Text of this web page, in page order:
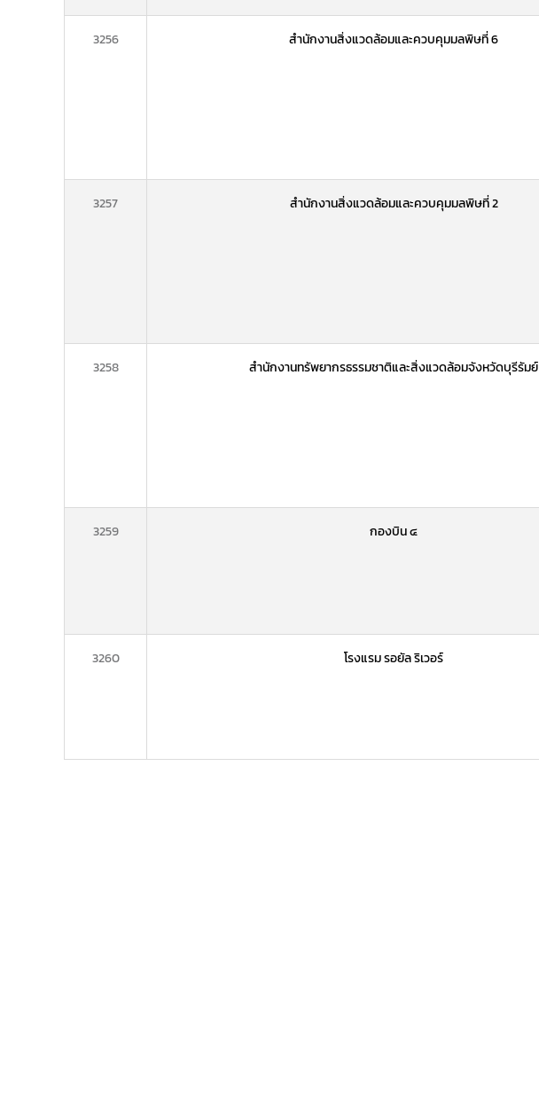
3256 สำนักงานสิ่งแวดล้อมและควบคุมมลพิษที่ 6
3257 สำนักงานสิ่งแวดล้อมและควบคุมมลพิษที่ 2
3258 สำนักงานทรัพยากรธรรมชาติและสิ่งแวดล้อมจังหวัดบุรีรัมย์
3259 กองบิน ๔
3260 โรงแรม รอยัล ริเวอร์